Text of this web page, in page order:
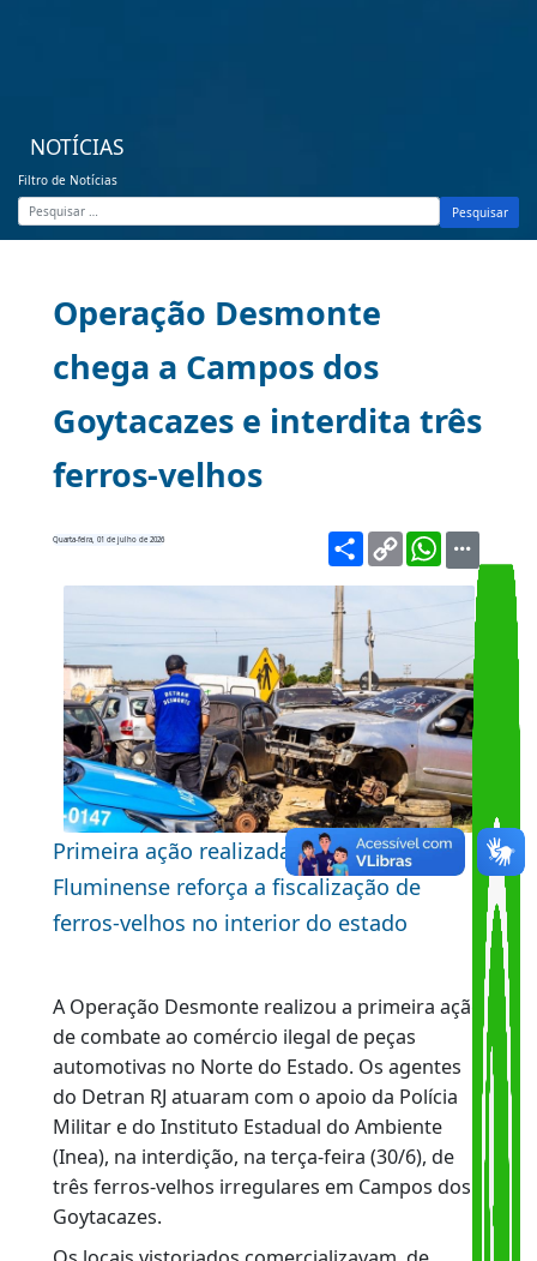
NOTÍCIAS
Filtro de Notícias
Pesquisar
Operação Desmonte
chega a Campos dos
Goytacazes e interdita três
ferros-velhos
Quarta-feira, 01 de julho de 2026
Copy
Link
Primeira ação realizada no Norte
Fluminense reforça a fiscalização de
ferros-velhos no interior do estado
A Operação Desmonte realizou a primeira ação
de combate ao comércio ilegal de peças
automotivas no Norte do Estado. Os agentes